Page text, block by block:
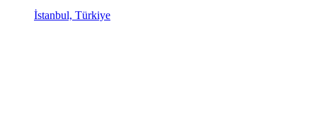
İstanbul, Türkiye